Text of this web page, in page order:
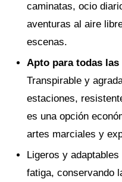
caminatas, ocio
aventuras al aire
escenas.
Apto para todas
Transpirable y
estaciones,
es una opción
artes marciales y
Ligeros y
fatiga, conservando